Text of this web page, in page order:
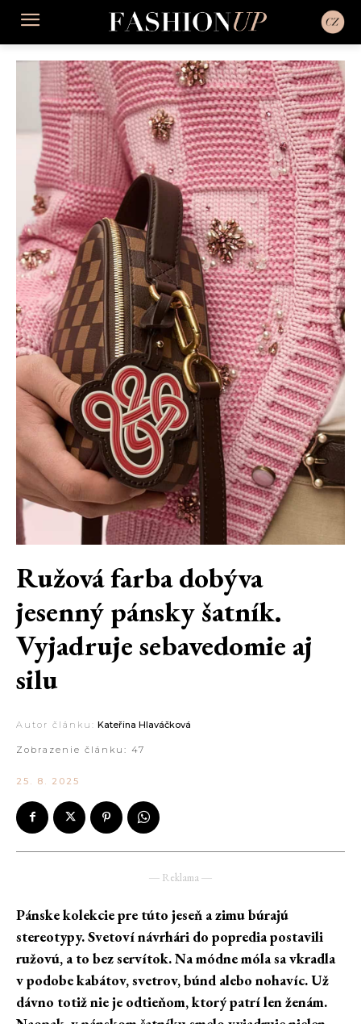
Ružová farba dobýva
jesenný pánsky šatník.
Vyjadruje sebavedomie aj
silu
Autor článku: Kateřina Hlaváčková
Zobrazenie článku: 47
25. 8. 2025
― Reklama ―
Pánske kolekcie pre túto jeseň a zimu búrajú
stereotypy. Svetoví návrhári do popredia postavili
ružovú, a to bez servítok. Na módne móla sa vkradla
v podobe kabátov, svetrov, búnd alebo nohavíc. Už
dávno totiž nie je odtieňom, ktorý patrí len ženám.